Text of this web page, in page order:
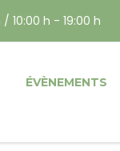
10:00 h - 19:00 h
ÉVÈNEMENTS